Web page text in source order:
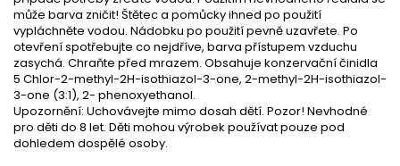
může barva zničit! Štětec a pomůcky ihned po použití
vypláchněte vodou. Nádobku po použití pevně uzavřete. Po
otevření spotřebujte co nejdříve, barva přístupem vzduchu
zasychá. Chraňte před mrazem. Obsahuje konzervační činidla
5 Chlor-2-methyl-2H-isothiazol-3-one, 2-methyl-2H-isothiazol-
3-one (3:1), 2- phenoxyethanol.
Upozornění: Uchovávejte mimo dosah dětí. Pozor! Nevhodné
pro děti do 8 let. Děti mohou výrobek používat pouze pod
dohledem dospělé osoby.